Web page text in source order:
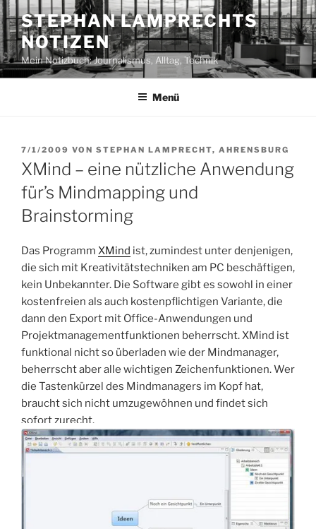
Zum
Inhalt
springen
STEPHAN LAMPRECHTS
NOTIZEN
Mein Notizbuch: Journalismus, Alltag, Technik
Menü
VERÖFFENTLICHT
AM
7/1/2009 VON STEPHAN LAMPRECHT, AHRENSBURG
XMind – eine nützliche Anwendung
für’s Mindmapping und
Brainstorming
Das Programm XMind ist, zumindest unter denjenigen,
die sich mit Kreativitätstechniken am PC beschäftigen,
kein Unbekannter. Die Software gibt es sowohl in einer
kostenfreien als auch kostenpflichtigen Variante, die
dann den Export mit Office-Anwendungen und
Projektmanagementfunktionen beherrscht. XMind ist
funktional nicht so überladen wie der Mindmanager,
beherrscht aber alle wichtigen Zeichenfunktionen. Wer
die Tastenkürzel des Mindmanagers im Kopf hat,
braucht sich nicht umzugewöhnen und findet sich
sofort zurecht.